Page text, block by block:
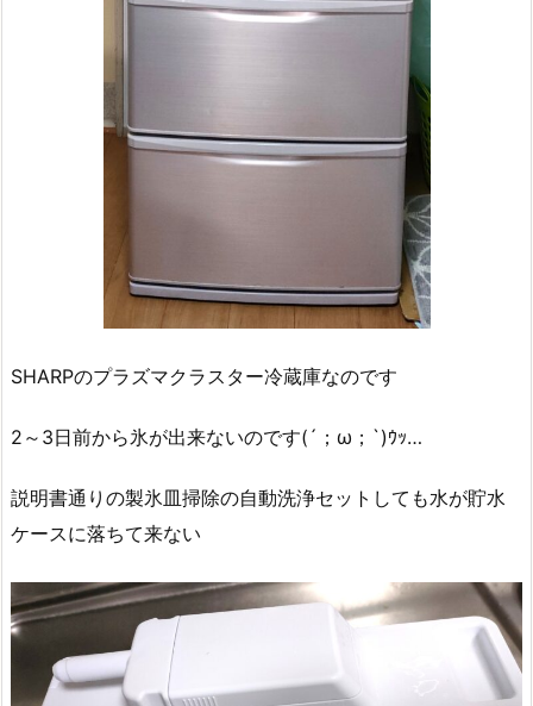
SHARPのプラズマクラスター冷蔵庫なのです
2～3日前から氷が出来ないのです(´；ω；`)ｳｯ…
説明書通りの製氷皿掃除の自動洗浄セットしても水が貯水
ケースに落ちて来ない